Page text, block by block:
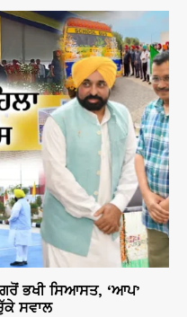
ਭਖੀ ਸਿਆਸਤ, ‘ਆਪ’
ਸਵਾਲ